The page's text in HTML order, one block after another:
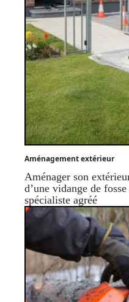
Aménagement extérieur
Aménager son
d’une vidange de
spécialiste agréé